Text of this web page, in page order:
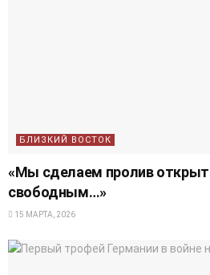
БЛИЗКИЙ ВОСТОК
«Мы сделаем пролив
свободным…»
15 МАРТА, 2026